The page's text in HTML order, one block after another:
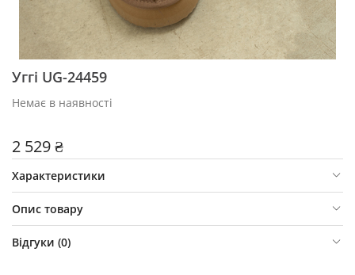
Уггі UG-24459
Немає в наявності
2 529 ₴
Характеристики
Опис товару
Відгуки (0)